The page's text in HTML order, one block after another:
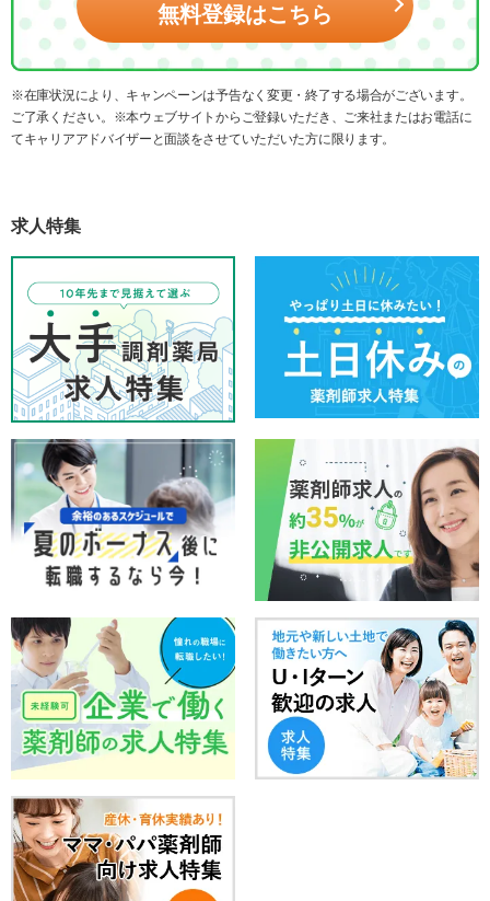
無料登録はこちら
※在庫状況により、キャンペーンは予告なく変更・終了する場合がございます。
ご了承ください。※本ウェブサイトからご登録いただき、ご来社またはお電話に
てキャリアアドバイザーと面談をさせていただいた方に限ります。
求人特集